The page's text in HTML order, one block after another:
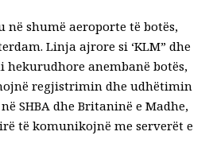
në shumë aeroporte të botës,
Linja ajrore si ‘KLM” dhe
hekurudhore anembanë botës,
regjistrimin dhe udhëtimin
SHBA dhe Britaninë e Madhe,
të komunikojnë me serverët e